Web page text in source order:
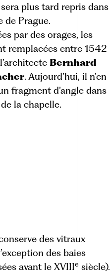
plus tard repris dans
de Prague.
par des orages, les
remplacées entre 1542
Bernhard
. Aujourd’hui, il n’en
fragment d’angle dans
la chapelle.
des vitraux
des baies
avant le XVIIIe siècle).